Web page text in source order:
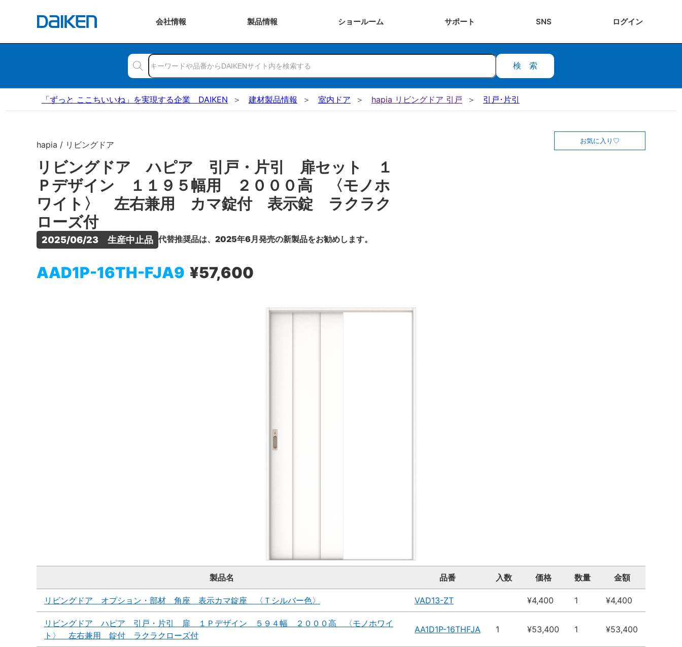
会社情報 製品情報 ショールーム サポート SNS ログイン
検索
「ずっと ここちいいね」を実現する企業 DAIKEN 建材製品情報 室内ドア hapia リビングドア 引戸 引戸･片引
hapia / リビングドア
リビングドア ハピア 引戸・片引 扉セット １
Ｐデザイン １１９５幅用 ２０００高 〈モノホ
ワイト〉 左右兼用 カマ錠付 表示錠 ラクラク
ローズ付
2025/06/23　生産中止品 代替推奨品は、2025年6月発売の新製品をお勧めします。
AAD1P-16TH-FJA9 ¥57,600
お気に入り
製品名 品番 入数 価格 数量 金額
リビングドア オプション・部材 角座 表示カマ錠座 〈Ｔシルバー色〉 VAD13-ZT ¥4,400 1 ¥4,400
リビングドア ハピア 引戸・片引 扉 １Ｐデザイン ５９４幅 ２０００高 〈モノホワイ
ト〉 左右兼用 錠付 ラクラクローズ付
AA1D1P-16THFJA 1 ¥53,400 1 ¥53,400